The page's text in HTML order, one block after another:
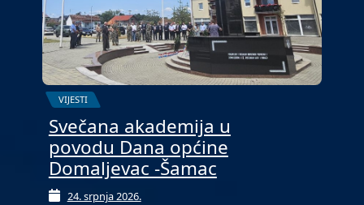
VIJESTI
Svečana akademija u
povodu Dana općine
Domaljevac -Šamac
24. srpnja 2026.